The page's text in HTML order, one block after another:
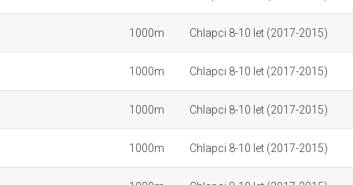
1000m Chlapci 8-10 let (2017-2015)
1000m Chlapci 8-10 let (2017-2015)
1000m Chlapci 8-10 let (2017-2015)
1000m Chlapci 8-10 let (2017-2015)